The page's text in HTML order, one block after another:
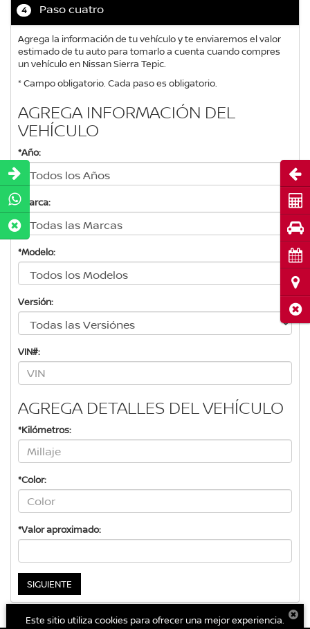
4 Paso cuatro
Agrega la información de tu vehículo y te enviaremos el valor
estimado de tu auto para tomarlo a cuenta cuando compres
un vehículo en Nissan Sierra Tepic.
* Campo obligatorio. Cada paso es obligatorio.
AGREGA INFORMACIÓN DEL
VEHÍCULO
*Año:
*Marca:
*Modelo:
Versión:
VIN#:
AGREGA DETALLES DEL VEHÍCULO
*Kilómetros:
*Color:
*Valor aproximado:
SIGUIENTE
Este sitio utiliza cookies para ofrecer una mejor experiencia.